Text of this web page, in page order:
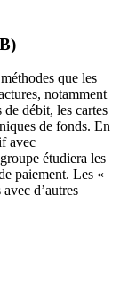
que les
notamment
de débit, les cartes
de fonds. En
avec
étudiera les
paiement. Les «
d’autres